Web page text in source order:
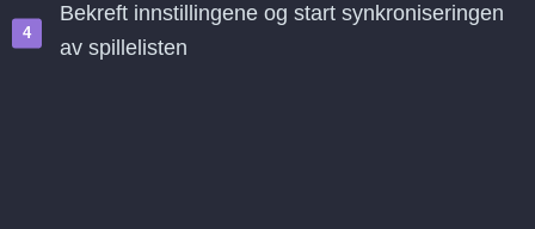
Bekreft innstillingene og start synkroniseringen
av spillelisten